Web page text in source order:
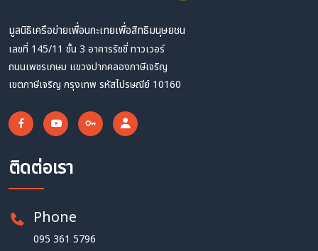
มูลนิธิเครือข่ายเพื่อนกะเทยเพื่อสิทธิมนุษยชน
เลขที่ 145/11 ชั้น 3 อาคารริชชี่ ทาวเวอร์
ถนนเพชรเกษม แขวงปากคลองภาษีเจริญ
เขตภาษีเจริญ กรุงเทพ รหัสไปรษณีย์ 10160
ติดต่อเรา
Phone
095 361 5796